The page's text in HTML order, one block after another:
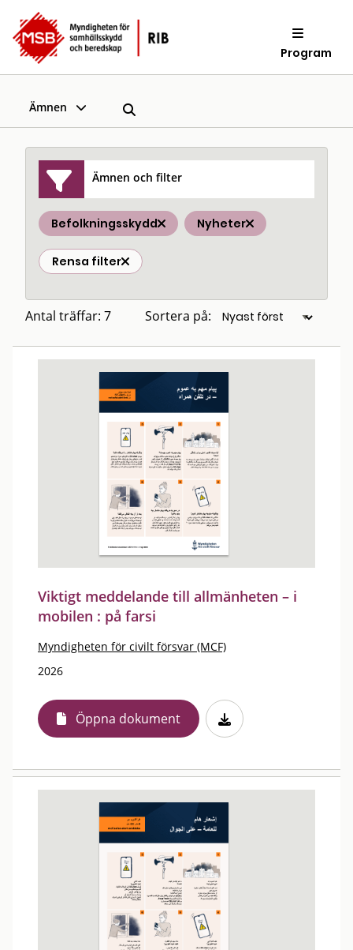
Program
Ämnen
Ämnen och filter
Befolkningsskydd Nyheter
Rensa filter
Antal träffar: 7 Sortera på:
Viktigt meddelande till allmänheten – i
mobilen : på farsi
Myndigheten för civilt försvar (MCF)
2026
Öppna dokument